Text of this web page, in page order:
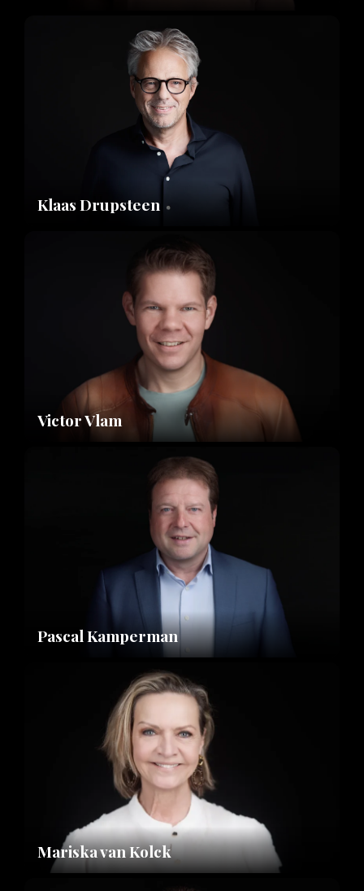
Klaas Drupsteen
Victor Vlam
Pascal Kamperman
Mariska van Kolck